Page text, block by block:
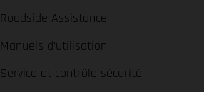
Roadside Assistance
Manuels d’utilisation
Service et contrôle sécurité